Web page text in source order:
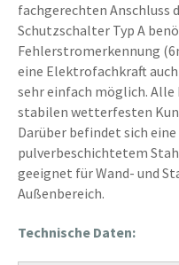
fachgerechten Anschluss
Schutzschalter Typ A
Fehlerstromerkennung
eine Elektrofachkraft
sehr einfach möglich.
stabilen wetterfesten
Darüber befindet sich eine
pulverbeschichtetem
geeignet für Wand- und
Außenbereich.
Technische Daten: